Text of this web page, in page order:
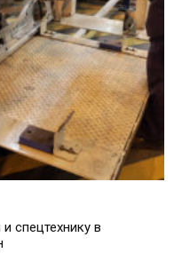
спецтехнику в